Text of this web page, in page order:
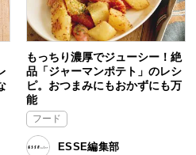
もっちり濃厚でジューシー！絶
品「ジャーマンポテト」のレシ
ピ。おつまみにもおかずにも万
能
フード
ESSE編集部